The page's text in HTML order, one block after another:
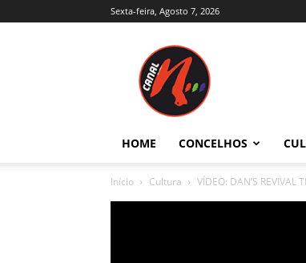
Sexta-feira, Agosto 7, 2026
Trás-
e
Alto
HOME CONCELHOS
Início Cultura VÍDEO: DAN’S REVIVAL